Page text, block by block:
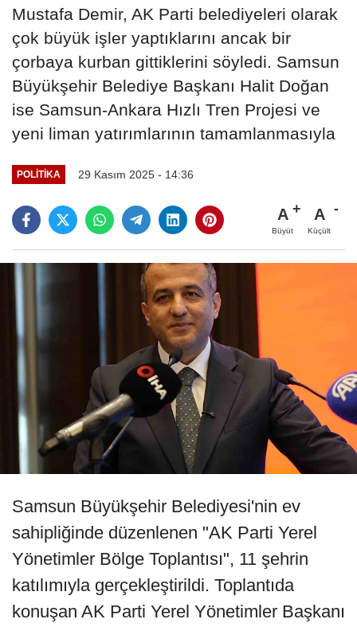
Mustafa Demir, AK Parti belediyeleri olarak
çok büyük işler yaptıklarını ancak bir
çorbaya kurban gittiklerini söyledi. Samsun
Büyükşehir Belediye Başkanı Halit Doğan
ise Samsun-Ankara Hızlı Tren Projesi ve
yeni liman yatırımlarının tamamlanmasıyla
POLITIKA 29 Kasım 2025 - 14:36
A
Büyüt
A
Küçült
Samsun Büyükşehir Belediyesi'nin ev
sahipliğinde düzenlenen "AK Parti Yerel
Yönetimler Bölge Toplantısı", 11 şehrin
katılımıyla gerçekleştirildi. Toplantıda
konuşan AK Parti Yerel Yönetimler Başkanı